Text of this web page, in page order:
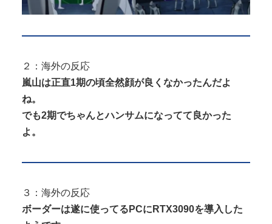
２：海外の反応
嵐山は正直1期の頃全然顔が良くなかったんだよ
ね。
でも2期でちゃんとハンサムになってて良かった
よ。
３：海外の反応
ボーダーは遂に使ってるPCにRTX3090を導入した